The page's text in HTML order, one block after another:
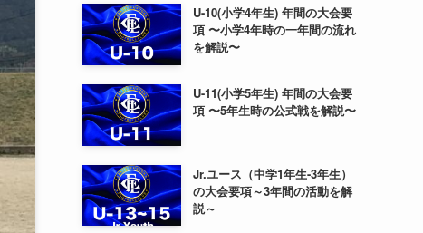
U-10(小学4年生) 年間の大会要
項 〜小学4年時の一年間の流れ
を解説〜
U-11(小学5年生) 年間の大会要
項 〜5年生時の公式戦を解説〜
Jr.ユース（中学1年生-3年生）
の大会要項～3年間の活動を解
説～